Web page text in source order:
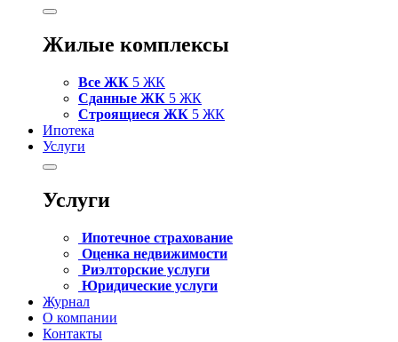
Жилые комплексы
Все ЖК 5 ЖК
Сданные ЖК 5 ЖК
Строящиеся ЖК 5 ЖК
Ипотека
Услуги
Услуги
Ипотечное страхование
Оценка недвижимости
Риэлторские услуги
Юридические услуги
Журнал
О компании
Контакты